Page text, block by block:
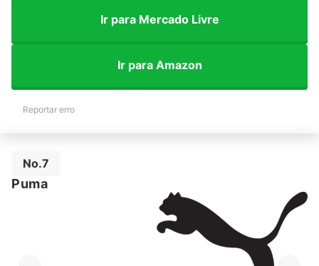
Ir para Mercado Livre
Ir para Amazon
Reportar erro
No.7
Puma